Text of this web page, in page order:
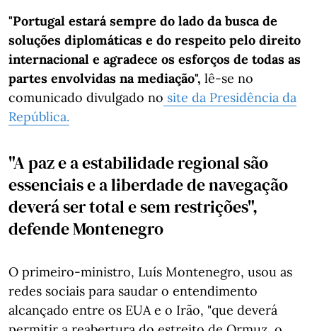
"Portugal estará sempre do lado da busca de
soluções diplomáticas e do respeito pelo direito
internacional e agradece os esforços de todas as
partes envolvidas na mediação", lê-se no
comunicado divulgado no site da Presidência da
República.
"A paz e a estabilidade regional são
essenciais e a liberdade de navegação
deverá ser total e sem restrições",
defende Montenegro
O primeiro-ministro, Luís Montenegro, usou as
redes sociais para saudar o entendimento
alcançado entre os EUA e o Irão, "que deverá